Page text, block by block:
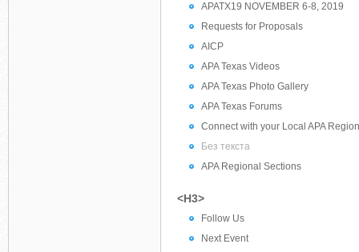
APATX19 NOVEMBER 6-8, 2019
Requests for Proposals
AICP
APA Texas Videos
APA Texas Photo Gallery
APA Texas Forums
Connect with your Local APA Region
Без текста
APA Regional Sections
<H3>
Follow Us
Next Event